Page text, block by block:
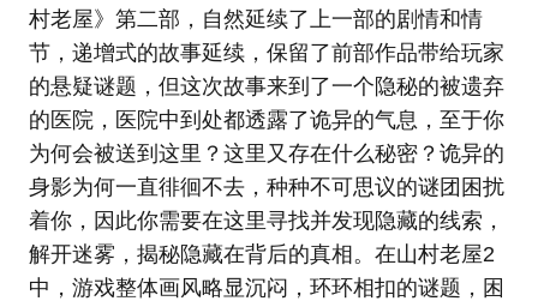
村老屋》第二部，自然延续了上一部的剧情和情
节，递增式的故事延续，保留了前部作品带给玩家
的悬疑谜题，但这次故事来到了一个隐秘的被遗弃
的医院，医院中到处都透露了诡异的气息，至于你
为何会被送到这里？这里又存在什么秘密？诡异的
身影为何一直徘徊不去，种种不可思议的谜团困扰
着你，因此你需要在这里寻找并发现隐藏的线索，
解开迷雾，揭秘隐藏在背后的真相。在山村老屋2
中，游戏整体画风略显沉闷，环环相扣的谜题，困